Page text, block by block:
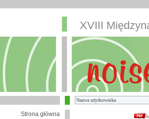
XVIII
Strona główna